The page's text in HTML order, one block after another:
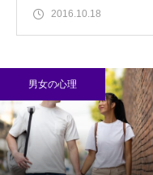
2016.10.18
男女の心理